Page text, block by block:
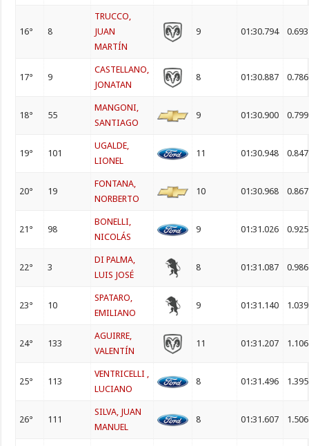
16° 8
TRUCCO,
JUAN
MARTÍN
9 01:30.794 0.693
17° 9
CASTELLANO,
JONATAN
8 01:30.887 0.786
18° 55
MANGONI,
SANTIAGO
9 01:30.900 0.799
19° 101
UGALDE,
LIONEL
11 01:30.948 0.847
20° 19
FONTANA,
NORBERTO
10 01:30.968 0.867
21° 98
BONELLI,
NICOLÁS
9 01:31.026 0.925
22° 3
DI PALMA,
LUIS JOSÉ
8 01:31.087 0.986
23° 10
SPATARO,
EMILIANO
9 01:31.140 1.039
24° 133
AGUIRRE,
VALENTÍN
11 01:31.207 1.106
25° 113
VENTRICELLI ,
LUCIANO
8 01:31.496 1.395
26° 111
SILVA, JUAN
MANUEL
8 01:31.607 1.506